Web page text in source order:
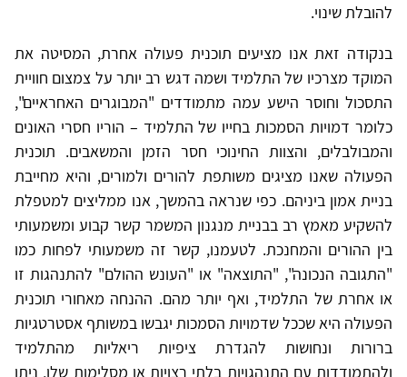
להובלת שינוי.
בנקודה זאת אנו מציעים תוכנית פעולה אחרת, המסיטה את
המוקד מצרכיו של התלמיד ושמה דגש רב יותר על צמצום חוויית
התסכול וחוסר הישע עמה מתמודדים "המבוגרים האחראיים",
כלומר דמויות הסמכות בחייו של התלמיד – הוריו חסרי האונים
והמבולבלים, והצוות החינוכי חסר הזמן והמשאבים. תוכנית
הפעולה שאנו מציגים משותפת להורים ולמורים, והיא מחייבת
בניית אמון ביניהם. כפי שנראה בהמשך, אנו ממליצים למטפלת
להשקיע מאמץ רב בבניית מנגנון המשמר קשר קבוע ומשמעותי
בין ההורים והמחנכת. לטעמנו, קשר זה משמעותי לפחות כמו
"התגובה הנכונה", "התוצאה" או "העונש ההולם" להתנהגות זו
או אחרת של התלמיד, ואף יותר מהם. ההנחה מאחורי תוכנית
הפעולה היא שככל שדמויות הסמכות יגבשו במשותף אסטרטגיות
ברורות ונחושות להגדרת ציפיות ריאליות מהתלמיד
ולהתמודדות עם התנהגויות בלתי רצויות או מסלימות שלו, ניתן